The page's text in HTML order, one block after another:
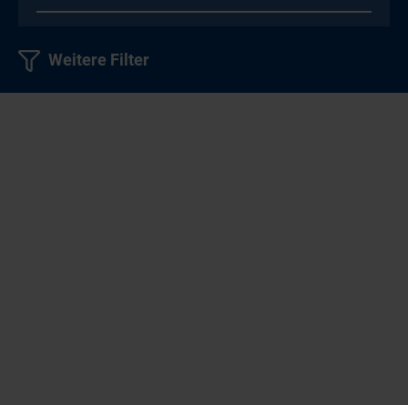
Weitere Filter